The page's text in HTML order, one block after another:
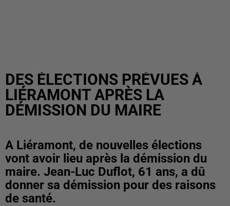
DES ÉLECTIONS PRÉVUES À
LIÉRAMONT APRÈS LA
DÉMISSION DU MAIRE
A Liéramont, de nouvelles élections
vont avoir lieu après la démission du
maire. Jean-Luc Duflot, 61 ans, a dû
donner sa démission pour des raisons
de santé.